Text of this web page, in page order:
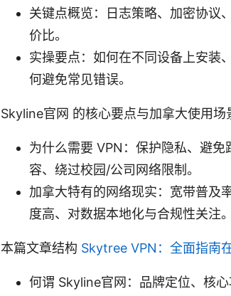
关键点概览：日志策略、加密协议
价比。
实操要点：如何在不同设备上安装
何避免常见错误。
Skyline官网 的核心要点与加拿大使用场
为什么需要 VPN：保护隐私、避
容、绕过校园/公司网络限制。
加拿大特有的网络现实：宽带普及
度高、对数据本地化与合规性关注。
本篇文章结构 Skytree VPN：全面指南
何谓 Skyline官网：品牌定位、核心